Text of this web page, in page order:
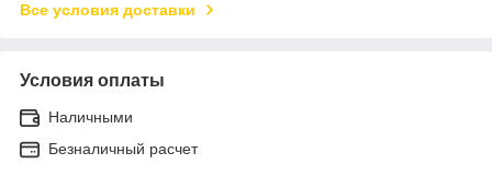
Все условия доставки
Условия оплаты
Наличными
Безналичный расчет